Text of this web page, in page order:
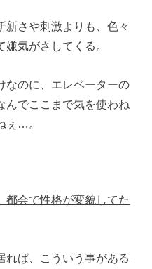
新さや刺激よりも、色々
気がさしてくる。
なのに、エレベーターの
んでここまで気を使わね
ぇ…。
都会で性格が変貌してた
ば、 こういう事がある